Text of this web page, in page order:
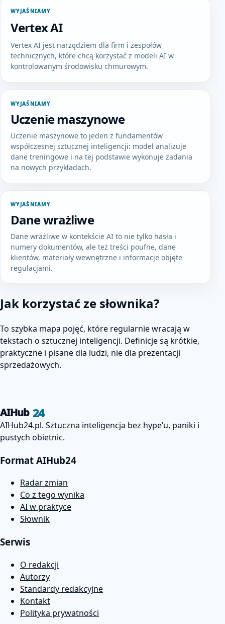
WYJAŚNIAMY
Vertex AI
Vertex AI jest narzędziem dla firm i zespołów
technicznych, które chcą korzystać z modeli AI w
kontrolowanym środowisku chmurowym.
WYJAŚNIAMY
Uczenie maszynowe
Uczenie maszynowe to jeden z fundamentów
współczesnej sztucznej inteligencji: model analizuje
dane treningowe i na tej podstawie wykonuje zadania
na nowych przykładach.
WYJAŚNIAMY
Dane wrażliwe
Dane wrażliwe w kontekście AI to nie tylko hasła i
numery dokumentów, ale też treści poufne, dane
klientów, materiały wewnętrzne i informacje objęte
regulacjami.
Jak korzystać ze słownika?
To szybka mapa pojęć, które regularnie wracają w
tekstach o sztucznej inteligencji. Definicje są krótkie,
praktyczne i pisane dla ludzi, nie dla prezentacji
sprzedażowych.
AIHub 24
AIHub24.pl. Sztuczna inteligencja bez hype’u, paniki i
pustych obietnic.
Format AIHub24
Radar zmian
Co z tego wynika
AI w praktyce
Słownik
Serwis
O redakcji
Autorzy
Standardy redakcyjne
Kontakt
Polityka prywatności